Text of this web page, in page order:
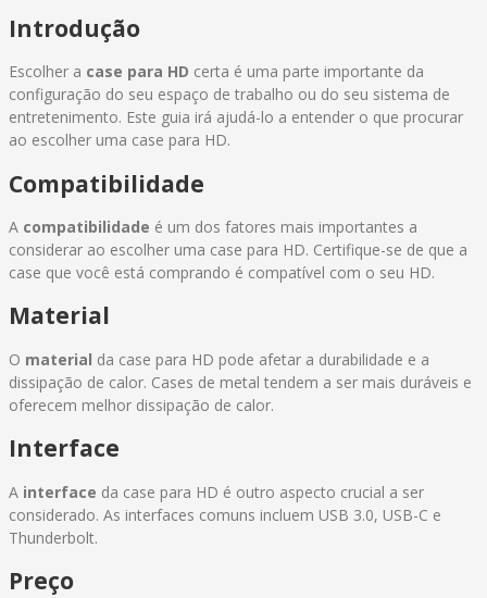
Introdução
Escolher a case para HD certa é uma parte importante da
configuração do seu espaço de trabalho ou do seu sistema de
entretenimento. Este guia irá ajudá-lo a entender o que procurar
ao escolher uma case para HD.
Compatibilidade
A compatibilidade é um dos fatores mais importantes a
considerar ao escolher uma case para HD. Certifique-se de que a
case que você está comprando é compatível com o seu HD.
Material
O material da case para HD pode afetar a durabilidade e a
dissipação de calor. Cases de metal tendem a ser mais duráveis e
oferecem melhor dissipação de calor.
Interface
A interface da case para HD é outro aspecto crucial a ser
considerado. As interfaces comuns incluem USB 3.0, USB-C e
Thunderbolt.
Preço